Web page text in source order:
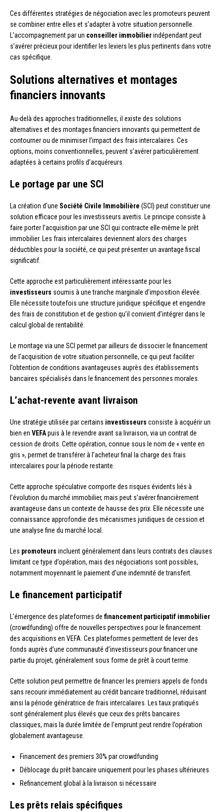
Ces différentes stratégies de négociation avec les promoteurs peuvent
se combiner entre elles et s’adapter à votre situation personnelle.
L’accompagnement par un conseiller immobilierindépendant peut
s’avérer précieux pour identifier les leviers les plus pertinents dans votre
cas spécifique.
Solutions alternatives et montages
financiers innovants
Au-delà des approches traditionnelles, il existe des solutions
alternatives et des montages financiers innovants qui permettent de
contourner ou de minimiser l’impact des frais intercalaires. Ces
options, moins conventionnelles, peuvent s’avérer particulièrement
adaptées à certains profils d’acquéreurs.
Le portage par une SCI
La création d’une Société Civile Immobilière (SCI) peut constituer une
solution efficace pour les investisseurs avertis. Le principe consiste à
faire porter l’acquisition par une SCI qui contracte elle-même le prêt
immobilier. Les frais intercalaires deviennent alors des charges
déductibles pour la société, ce qui peut présenter un avantage fiscal
significatif.
Cette approche est particulièrement intéressante pour les
investisseurs soumis à une tranche marginale d’imposition élevée.
Elle nécessite toutefois une structure juridique spécifique et engendre
des frais de constitution et de gestion qu’il convient d’intégrer dans le
calcul global de rentabilité.
Le montage via une SCI permet par ailleurs de dissocier le financement
de l’acquisition de votre situation personnelle, ce qui peut faciliter
l’obtention de conditions avantageuses auprès des établissements
bancaires spécialisés dans le financement des personnes morales.
L’achat-revente avant livraison
Une stratégie utilisée par certains investisseurs consiste à acquérir un
bien en VEFApuis à le revendre avant sa livraison, via un contrat de
cession de droits. Cette opération, connue sous le nom de « vente en
gris », permet de transférer à l’acheteur final la charge des frais
intercalaires pour la période restante.
Cette approche spéculative comporte des risques évidents liés à
l’évolution du marché immobilier, mais peut s’avérer financièrement
avantageuse dans un contexte de hausse des prix. Elle nécessite une
connaissance approfondie des mécanismes juridiques de cession et
une analyse fine du marché local.
Les promoteurs incluent généralement dans leurs contrats des clauses
limitant ce type d’opération, mais des négociations sont possibles,
notamment moyennant le paiement d’une indemnité de transfert.
Le financement participatif
L’émergence des plateformes de financement participatif immobilier
(crowdfunding) offre de nouvelles perspectives pour le financement
des acquisitions en VEFA. Ces plateformes permettent de lever des
fonds auprès d’une communauté d’investisseurs pour financer une
partie du projet, généralement sous forme de prêt à court terme.
Cette solution peut permettre de financer les premiers appels de fonds
sans recourir immédiatement au crédit bancaire traditionnel, réduisant
ainsi la période génératrice de frais intercalaires. Les taux pratiqués
sont généralement plus élevés que ceux des prêts bancaires
classiques, mais la durée limitée de l’emprunt peut rendre l’opération
globalement avantageuse.
Financement des premiers 30% par crowdfunding
Déblocage du prêt bancaire uniquement pour les phases ultérieures
Refinancement global à la livraison si nécessaire
Les prêts relais spécifiques